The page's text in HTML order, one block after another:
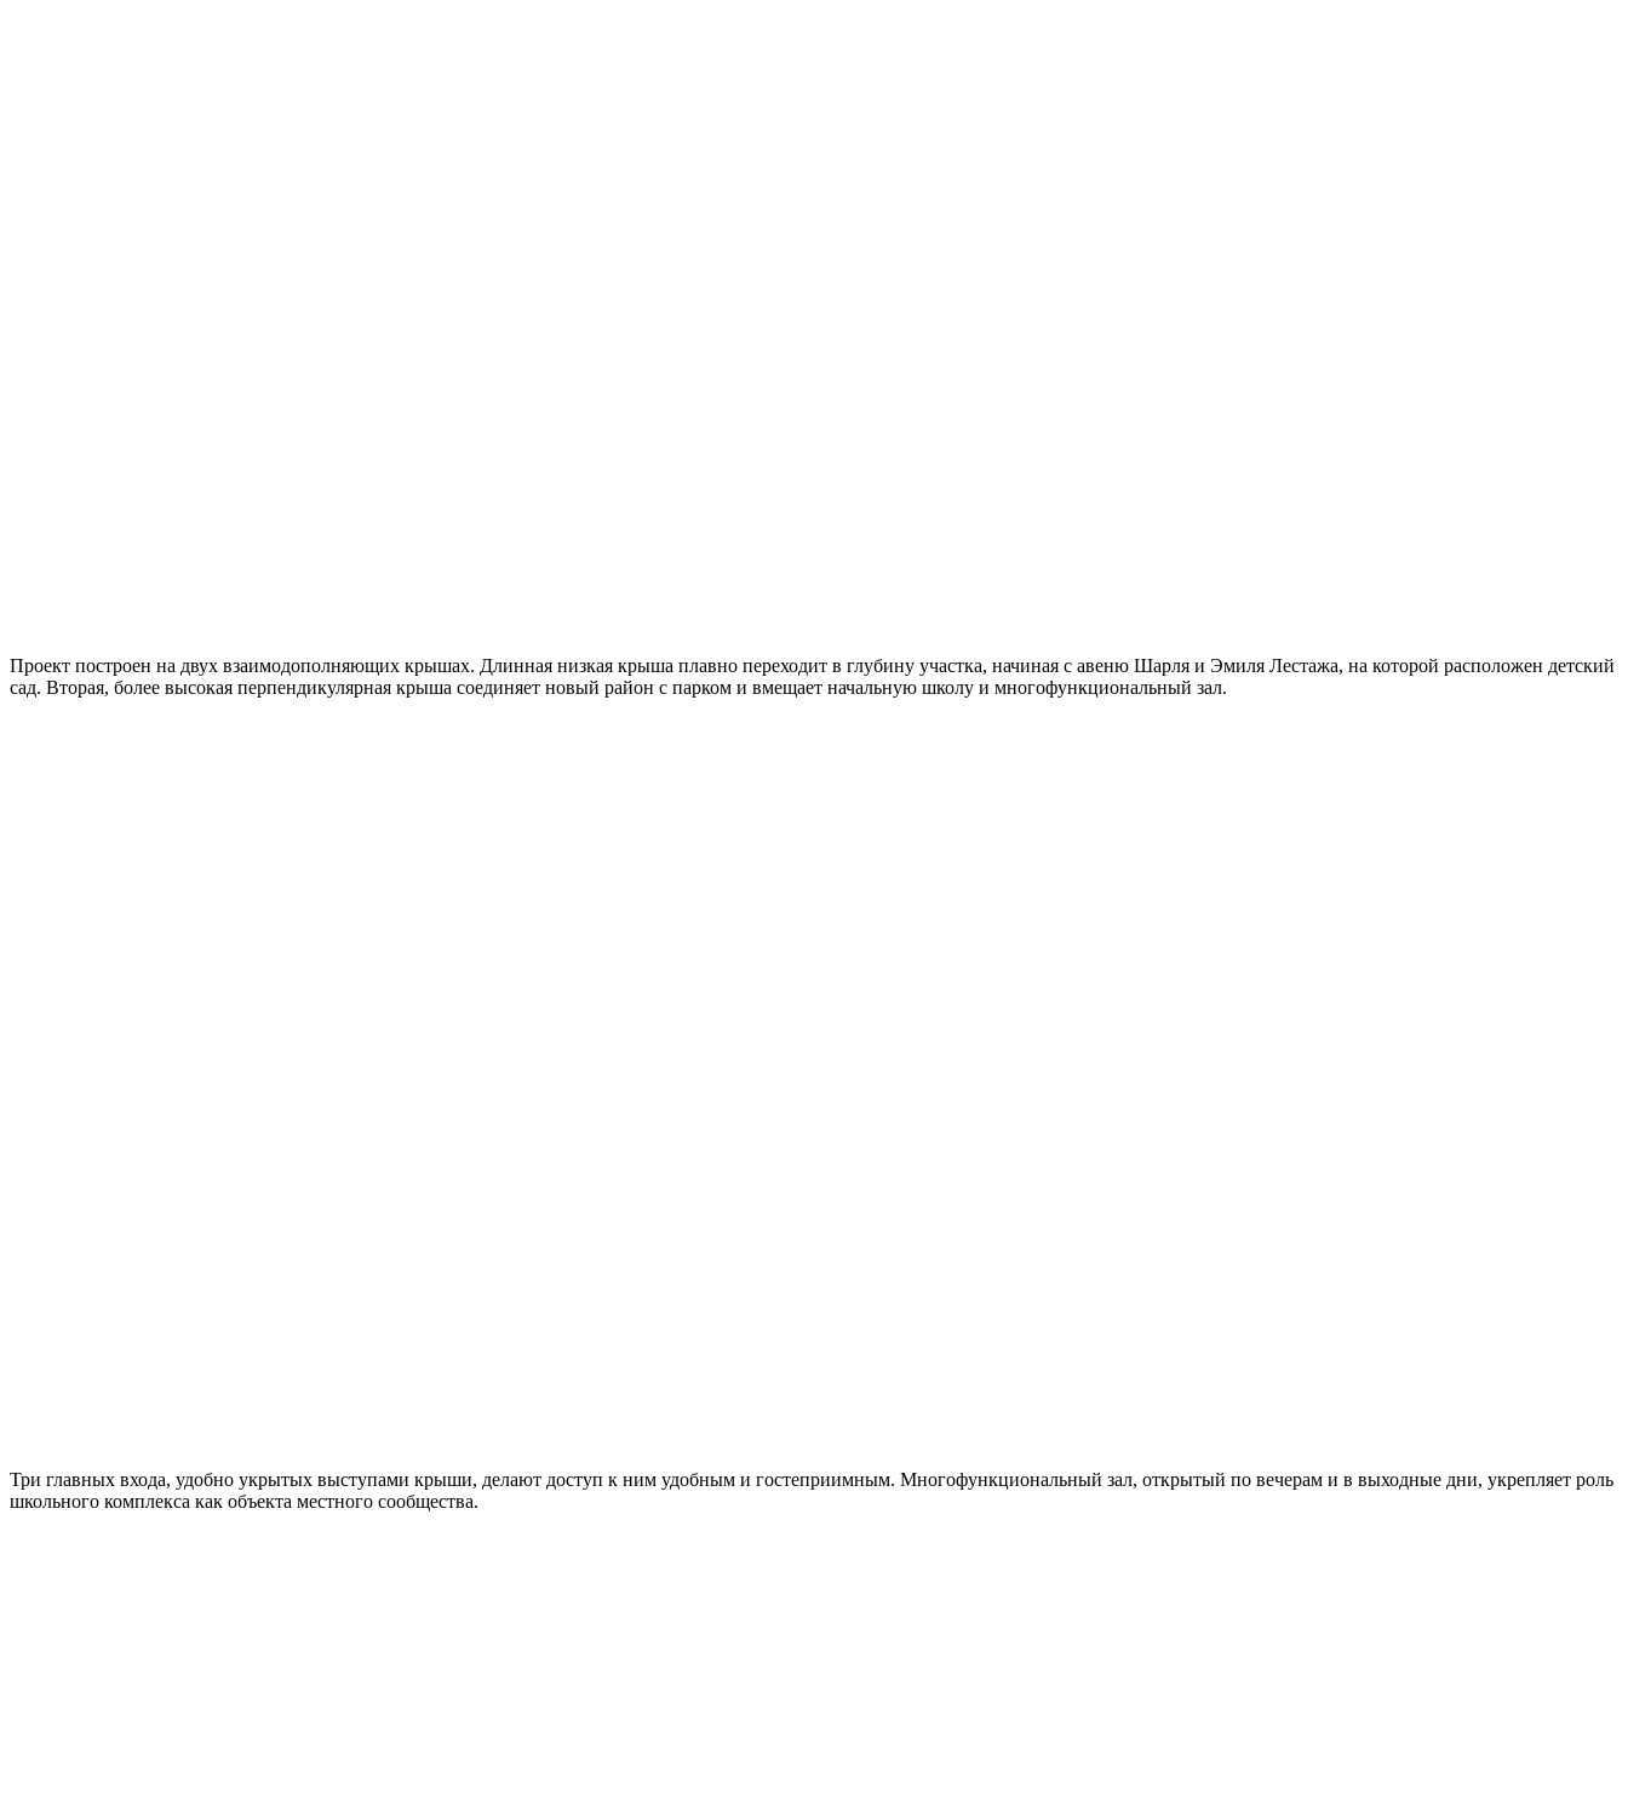
Проект построен на двух взаимодополняющих крышах. Длинная низкая крыша плавно переходит в глубину участка, начиная с авеню Шарля и Эмиля Лестажа, на которой расположен детский
сад. Вторая, более высокая перпендикулярная крыша соединяет новый район с парком и вмещает начальную школу и многофункциональный зал.
Три главных входа, удобно укрытых выступами крыши, делают доступ к ним удобным и гостеприимным. Многофункциональный зал, открытый по вечерам и в выходные дни, укрепляет роль
школьного комплекса как объекта местного сообщества.